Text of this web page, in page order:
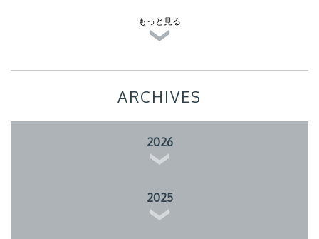
もっと見る
ARCHIVES
2026
2025